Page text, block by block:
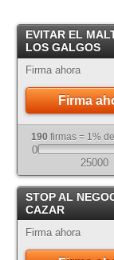
Crema
Atigrado
EVITAR EL
LOS GALGOS
Firma ahora
Firma
190 firmas = 1%
0
25000
STOP AL
CAZAR
Firma ahora